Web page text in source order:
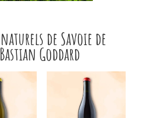
de Savoie de
Goddard